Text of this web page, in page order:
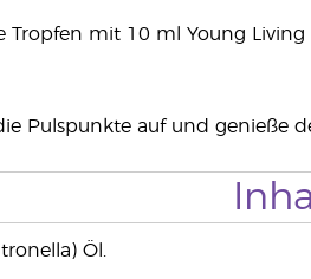
Tropfen mit 10 ml Young
Pulspunkte auf und genieße
Öl.